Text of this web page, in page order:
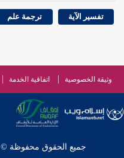
تفسير الآية ترجمة علم
وثيقة الخصوصية اتفاقية الخدمة
جميع الحقوق محفوظة © 2026 - 1998 لشبكة إسلام ويب